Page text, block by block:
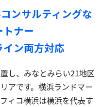
ンサルティングな
トナー
ン両方対応
し、みなとみらい21地区
アです。横浜ランドマー
ィコ横浜は横浜を代表す